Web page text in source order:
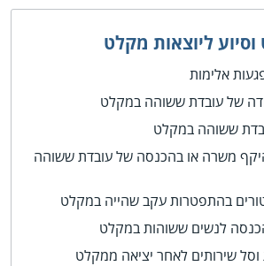
ליוצאות מקלט
אלימות
של עובדת ששוהה במקלט
ששוהה במקלט
משרה או בהכנסה של עובדת ששוהה
בהתפטרות עקב שהייה במקלט
לנשים ששוהות במקלט
שירותים לאחר יציאה ממקלט